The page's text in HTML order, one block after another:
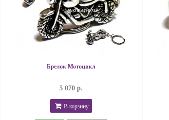
Брелок Мотоцикл
5 070 р.
В корзину